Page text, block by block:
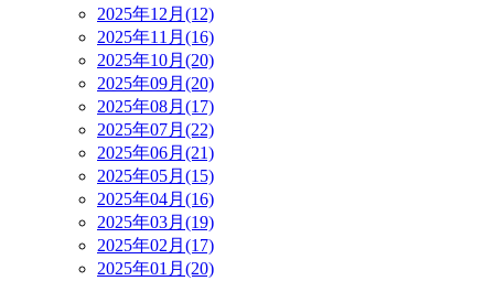
2025年12月(12)
2025年11月(16)
2025年10月(20)
2025年09月(20)
2025年08月(17)
2025年07月(22)
2025年06月(21)
2025年05月(15)
2025年04月(16)
2025年03月(19)
2025年02月(17)
2025年01月(20)